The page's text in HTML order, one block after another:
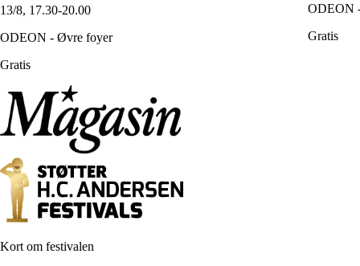
13/8, 17.30-20.00
ODEON - Øvre foyer
Gratis
ODEON
Gratis
Kort om festivalen